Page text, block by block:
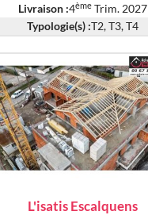
Livraison :4ème Trim. 2027
Typologie(s) :T2, T3, T4
L'isatis Escalquens